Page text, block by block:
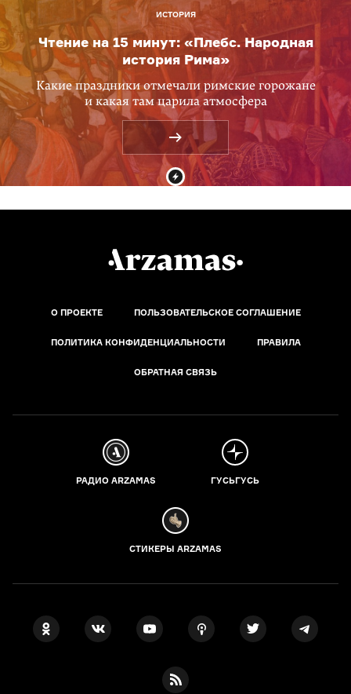
ИСТОРИЯ
Чтение на 15 минут: «Плебс. Народная
история Рима»
Какие праздники отмечали римские горожане
и какая там царила атмосфера
О ПРОЕКТЕ ПОЛЬЗОВАТЕЛЬСКОЕ СОГЛАШЕНИЕ
ПОЛИТИКА КОНФИДЕНЦИАЛЬНОСТИ ПРАВИЛА
ОБРАТНАЯ СВЯЗЬ
РАДИО ARZAMAS ГУСЬГУСЬ
СТИКЕРЫ ARZAMAS